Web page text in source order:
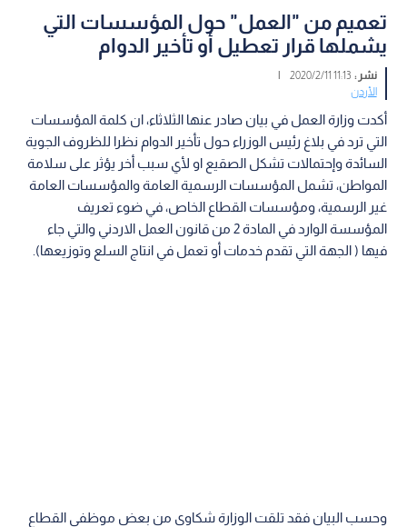
تعميم من "العمل" حول المؤسسات التي
يشملها قرار تعطيل أو تأخير الدوام
نشر :11:13 2020/2/11
|
الأردن
أكدت وزارة العمل في بيان صادر عنها الثلاثاء، ان كلمة المؤسسات
التي ترد في بلاغ رئيس الوزراء حول تأخير الدوام نظرا للظروف الجوية
السائدة وإحتمالات تشكل الصقيع او لأي سبب أخر يؤثر على سلامة
المواطن، تشمل المؤسسات الرسمية العامة والمؤسسات العامة
غير الرسمية، ومؤسسات القطاع الخاص، في ضوء تعريف
المؤسسة الوارد في المادة 2 من قانون العمل الاردني والتي جاء
فيها ( الجهة التي تقدم خدمات أو تعمل في انتاج السلع وتوزيعها).
وحسب البيان فقد تلقت الوزارة شكاوى من بعض موظفي القطاع